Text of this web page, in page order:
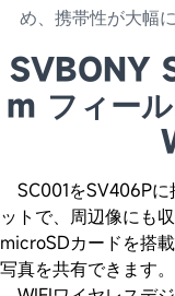
め、携帯性が大幅
SVBONY
m フィー
SC001をSV406Pに
ットで、周辺像にも
microSDカードを搭
写真を共有できます。